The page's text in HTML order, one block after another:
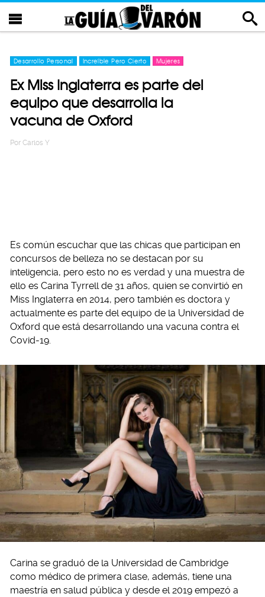
Desarrollo Personal Increíble Pero Cierto Mujeres
Ex Miss Inglaterra es parte del
equipo que desarrolla la
vacuna de Oxford
Por Carlos Y
Es común escuchar que las chicas que participan en
concursos de belleza no se destacan por su
inteligencia, pero esto no es verdad y una muestra de
ello es Carina Tyrrell de 31 años, quien se convirtió en
Miss Inglaterra en 2014, pero también es doctora y
actualmente es parte del equipo de la Universidad de
Oxford que está desarrollando una vacuna contra el
Covid-19.
Carina se graduó de la Universidad de Cambridge
como médico de primera clase, además, tiene una
maestría en salud pública y desde el 2019 empezó a